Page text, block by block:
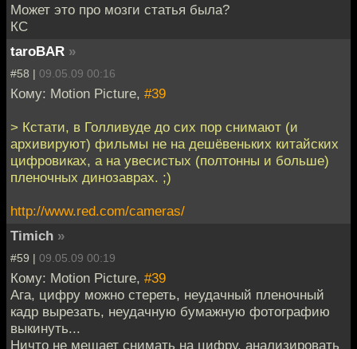
Может это про мозги статья была?
КС
taroBAR »
#58 | 09.05.09 00:16
Кому: Motion Picture, #39
> Кстати, в Голливуде до сих пор снимают (и
архивируют) фильмы не на дешёвеньких китайских
цифровиках, а на увесистых (полтонны и больше)
пленочных динозаврах. ;)
http://www.red.com/cameras/
Timich »
#59 | 09.05.09 00:19
Кому: Motion Picture, #39
Ага, цифру можно стереть, неудачный пленочный
кадр вырезать, неудачную бумажную фотографию
выкинуть...
Ничто не мешает снимать на цифру, анализировать